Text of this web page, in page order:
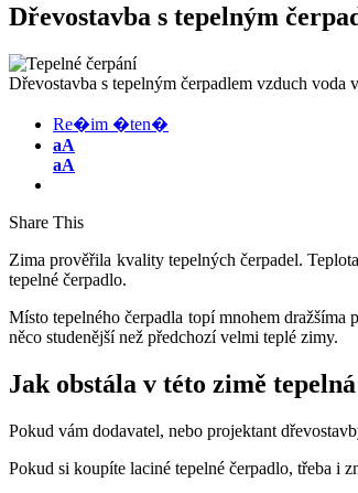
Dřevostavba s tepelným
Dřevostavba s tepelným čerpadlem vzduch voda
Re�im �ten�
aA
aA
Share This
Zima prověřila kvality tepelných čerpadel.
tepelné čerpadlo.
Místo tepelného čerpadla topí mnohem
něco studenější než předchozí velmi teplé zimy.
Jak obstála v této zimě
Pokud vám dodavatel, nebo projektant
Pokud si koupíte laciné tepelné čerpadlo, třeba i